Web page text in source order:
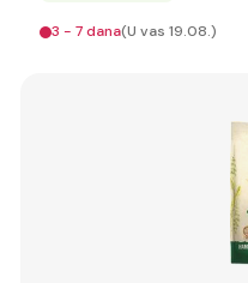
3 - 7 dana(U vas 19.08.)